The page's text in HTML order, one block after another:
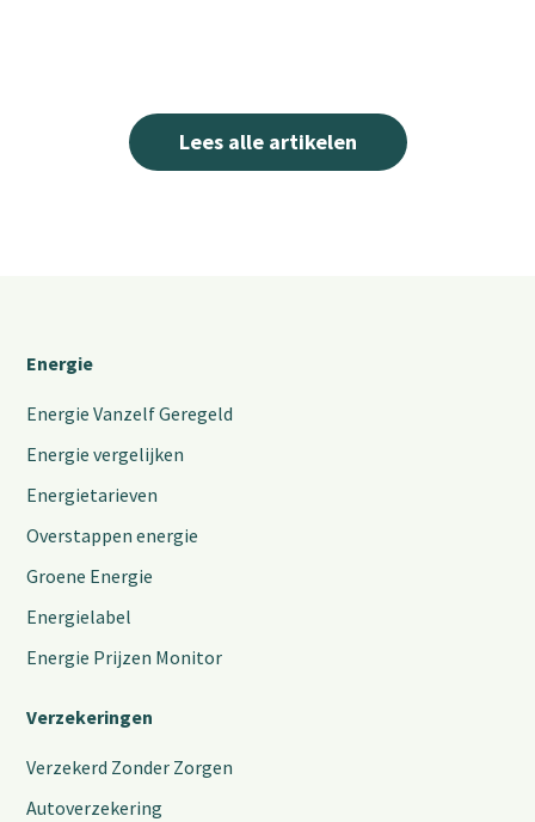
Lees alle artikelen
Energie
Energie Vanzelf Geregeld
Energie vergelijken
Energietarieven
Overstappen energie
Groene Energie
Energielabel
Energie Prijzen Monitor
Verzekeringen
Verzekerd Zonder Zorgen
Autoverzekering